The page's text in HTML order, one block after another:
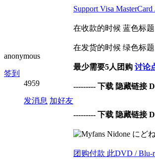
anonymous
签到
4959
发消息 加好友
Support Visa
在收款的时候 蓝色标题
在发货的时候 绿色标题
最少需要5人团购 讨论
--------- 下载 隐藏链接
--------- 下载 隐藏链接
团购付款 此DVD / Blu-